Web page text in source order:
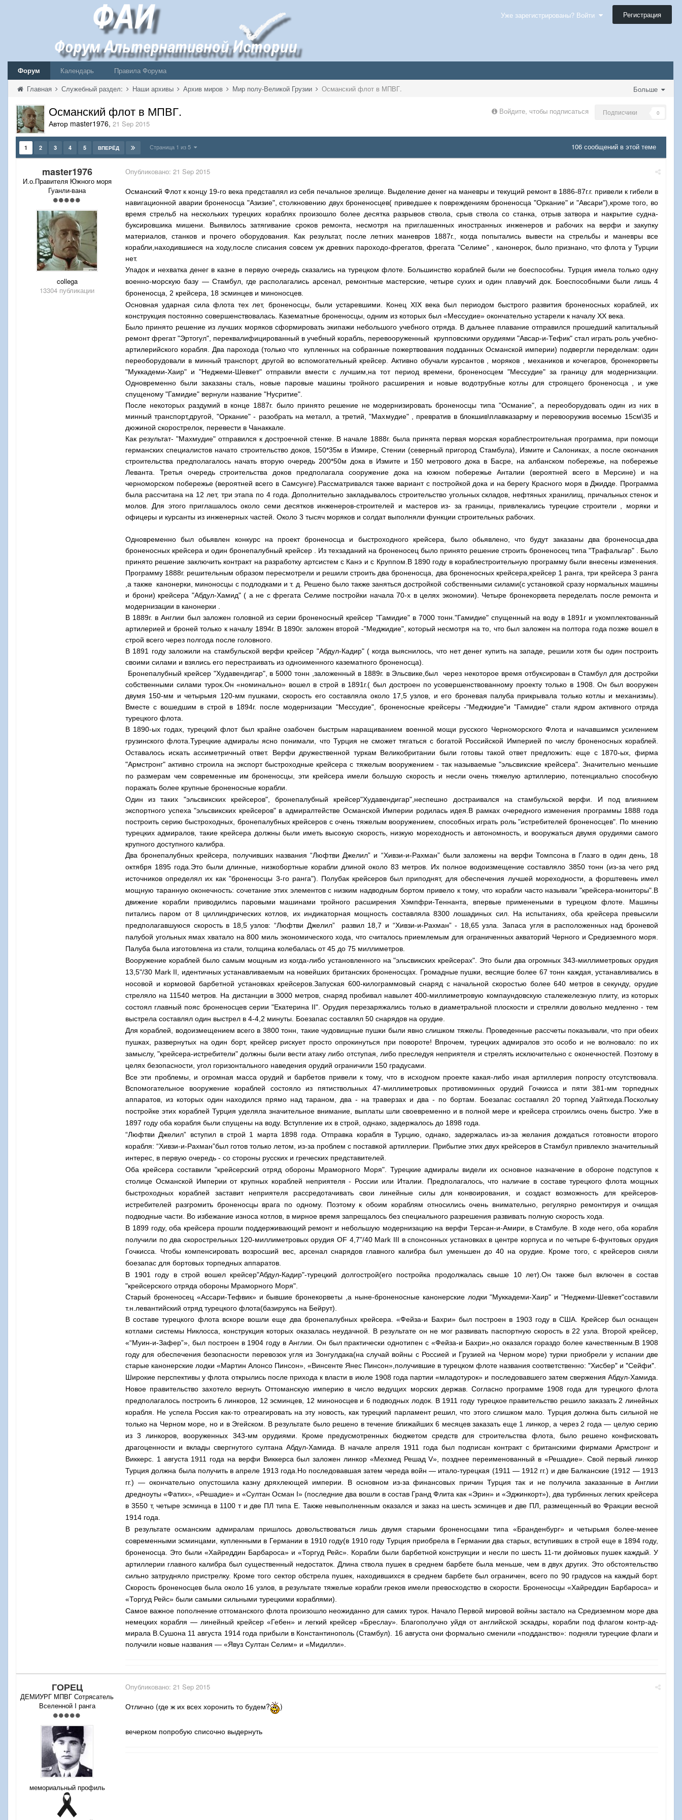
Уже зарегистрированы? Войти Регистрация
Форум Календарь
Правила Форума
Больше
Главная Служебный раздел: Наши архивы Архив миров Мир полу-Великой Грузии Османский флот в МПВГ.
Войдите, чтобы подписаться Подписчики 0
Османский флот в МПВГ.
Автор master1976, 21 Sep 2015
106 сообщений в этой теме
1 2 3 4 5 ВПЕРЁД Страница 1 из 5
master1976
И.о.Правителя Южного моря
Гуанли-вана
collega
13304 публикации
Опубликовано: 21 Sep 2015
Османский Флот к концу 19-го века представлял из себя печальное зрелище. Выделение денег на маневры и текущий ремонт в 1886-87г.г. привели к гибели в
навигационной аварии броненосца "Азизие", столкновению двух броненосцев( приведшее к повреждениям броненосца "Оркание" и "Авсари"),кроме того, во
время стрельб на нескольких турецких кораблях произошло более десятка разрывов ствола, срыв ствола со станка, отрыв затвора и накрытие судна-
буксировшика мишени. Выявилось затягивание сроков ремонта, несмотря на приглашенных иностранных инженеров и рабочих на верфи и закупку
материалов, станков и прочего оборудования. Как результат, после летних маневров 1887г., когда попытались вывести на стрельбы и маневры все
корабли,находившиеся на ходу,после списания совсем уж древних пароходо-фрегатов, фрегата "Селиме" , канонерок, было признано, что флота у Турции
нет.
Упадок и нехватка денег в казне в первую очередь сказались на турецком флоте. Большинство кораблей были не боеспособны. Турция имела только одну
военно-морскую базу — Стамбул, где располагались арсенал, ремонтные мастерские, четыре сухих и один плавучий док. Боеспособными были лишь 4
броненосца, 2 крейсера, 18 эсминцев и миноносцев.
Основная ударная сила флота тех лет, броненосцы, были устаревшими. Конец XIX века был периодом быстрого развития броненосных кораблей, их
конструкция постоянно совершенствовалась. Казематные броненосцы, одним из которых был «Мессудие» окончательно устарели к началу XX века.
Было принято решение из лучших моряков сформировать экипажи небольшого учебного отряда. В дальнее плавание отправился прошедший капитальный
ремонт фрегат "Эртогул", переквалифицированный в учебный корабль, перевооруженный крупповскими орудиями "Авсар-и-Тефик" стал играть роль учебно-
артилерийского корабля. Два парохода (только что купленных на собранные пожертвования подданных Османской империи) подвергли переделкам: один
переоборудовали в минный транспорт, другой во вспомогательный крейсер. Активно обучали курсантов , моряков , механиков и кочегаров, бронекорветы
"Муккадеми-Хаир" и "Неджеми-Шевкет" отправили вмести с лучшим,на тот период времени, броненосцем "Мессудие" за границу для модернизации.
Одновременно были заказаны сталь, новые паровые машины тройного расширения и новые водотрубные котлы для строящего броненосца , и уже
спущеному "Гамидие" вернули название "Нусритие".
После некоторых раздумий в конце 1887г. было принято решение не модернизировать броненосцы типа "Османие", а переоборудовать один из них в
минный транспорт,другой, "Оркание" - разобрать на металл, а третий, "Махмудие" , превратив в блокшив\плавказарму и перевооружив восемью 15см\35 и
дюжиной скорострелок, перевести в Чанаккале.
Как результат- "Махмудие" отправился к достроечной стенке. В начале 1888г. была принята первая морская кораблестроительная программа, при помощи
германских специалистов начато строительство доков, 150*35м в Измире, Стении (северный пригород Стамбула), Измите и Салониках, а после окончания
строительства предполагалось начать вторую очередь 200*50м дока в Измите и 150 метрового дока в Басре, на албанском побережье, на побережье
Леванта. Третья очередь строительства доков предполагала сооружение дока на южном побережье Анталии (вероятней всего в Мерсине) и на
черноморском побережье (вероятней всего в Самсунге).Рассматривался также вариант с постройкой дока и на берегу Красного моря в Джидде. Программа
была рассчитана на 12 лет, три этапа по 4 года. Дополнительно закладывалось строительство угольных складов, нефтяных хранилищ, причальных стенок и
молов. Для этого приглашалось около семи десятков инженеров-строителей и мастеров из- за границы, привлекались турецкие строители , моряки и
офицеры и курсанты из инженерных частей. Около 3 тысяч моряков и солдат выполняли функции строительных рабочих.
Одновременно был обьявлен конкурс на проект броненосца и быстроходного крейсера, было обьявлено, что будут заказаны два броненосца,два
броненосных крейсера и один бронепалубный крейсер . Из техзаданий на броненосец было принято решение строить броненосец типа "Трафальгар" . Было
принято решение заключить контракт на разработку артсистем с Канэ и с Круппом.В 1890 году в кораблестроительную программу были внесены изменения.
Программу 1888г. решительным образом пересмотрели и решили строить два броненосца, два броненосных крейсера,крейсер 1 ранга, три крейсера 3 ранга
,а также канонерки, миноносцы с подлодками и т. д. Решено было также заняться достройкой собственными силами(с установкой сразу нормальных машины
и брони) крейсера "Абдул-Хамид" ( а не с фрегата Селиме постройки начала 70-х в целях экономии). Четыре бронекорвета переделать после ремонта и
модернизации в канонерки .
В 1889г. в Англии был заложен головной из серииброненосный крейсер "Гамидие" в 7000 тонн."Гамидие" спущенный на воду в 1891г и укомплектованный
артилерией и броней только к началу 1894г. В 1890г. заложен второй -"Меджидие", который несмотря на то, что был заложен на полтора года позже вошел в
строй всего через полгода после головного.
В 1891 году заложили на стамбульской верфи крейсер "Абдул-Кадир" ( когда выяснилось, что нет денег купить на западе, решили хотя бы один построить
своими силами и взялись его перестраивать из одноименного казематного броненосца).
Бронепалубный крейсер "Худавендигар", в 5000 тонн ,заложенный в 1889г. в Эльсвике,был через некоторое время отбуксирован в Стамбул для достройки
собственными силами турок.Он «номинально» вошел в строй в 1891г.( был достроен по усовершенствованному проекту только в 1908. Он был вооружен
двумя 150-мм и четырьмя 120-мм пушками, скорость его составляла около 17,5 узлов, и его броневая палуба прикрывала только котлы и механизмы).
Вместе с вошедшим в строй в 1894г. после модернизации "Мессудие", броненосные крейсеры -"Меджидие"и "Гамидие" стали ядром активного отряда
турецкого флота.
В 1890-ых годах, турецкий флот был крайне озабочен быстрым наращиванием военной мощи русского Черноморского Флота и начавшимся усилением
грузинского флота.Турецкие адмиралы ясно понимали, что Турция не сможет тягаться с богатой Российской Империей по числу броненосных кораблей.
Оставалось искать ассиметричный ответ. Верфи дружественной туркам Великобритании были готовы такой ответ предложить: еще с 1870-ых, фирма
"Армстронг" активно строила на экспорт быстроходные крейсера с тяжелым вооружением - так называемые "эльсвикские крейсера". Значительно меньшие
по размерам чем современные им броненосцы, эти крейсера имели большую скорость и несли очень тяжелую артиллерию, потенциально способную
поражать более крупные броненосные корабли.
Один из таких "эльсвикских крейсеров", бронепалубный крейсер"Худавендигар",неспешно достраивался на стамбульской верфи. И под влиянием
экспортного успеха "эльсвикских крейсеров" в адмиралтействе Османской Империи родилась идея.В рамках очередного изменения программы 1888 года
построить серию быстроходных, бронепалубных крейсеров с очень тяжелым вооружением, способных играть роль "истребителей броненосцев". По мнению
турецких адмиралов, такие крейсера должны были иметь высокую скорость, низкую мореходность и автономность, и вооружаться двумя орудиями самого
крупного доступного калибра.
Два бронепалубных крейсера, получивших названия “Люфтви Джелил” и “Хивзи-и-Рахман” были заложены на верфи Томпсона в Глазго в один день, 18
октября 1895 года.Это были длинные, низкобортные корабли длиной около 83 метров. Их полное водоизмещение составляло 3850 тонн (из-за чего ряд
источников определял их как "броненосцы 3-го ранга"). Полубак крейсеров был приподнят, для обеспечения лучшей мореходности, а форштевень имел
мощную таранную оконечность: сочетание этих элементов с низким надводным бортом привело к тому, что корабли часто называли "крейсера-мониторы". В
движение корабли приводились паровыми машинами тройного расширения Хэмпфри-Теннанта, впервые применеными в турецком флоте. Машины
питались паром от 8 циллиндрических котлов, их индикаторная мощность составляла 8300 лошадиных сил. На испытаниях, оба крейсера превысили
предполагавшуюся скорость в 18,5 узлов: “Люфтви Джелил” развил 18,7 и “Хивзи-и-Рахман” - 18,65 узла. Запаса угля в расположенных над броневой
палубой угольных ямах хватало на 800 миль экономического хода, что считалось приемлемым для ограниченных акваторий Черного и Средиземного моря
Палуба была изготовлена из стали, толщина колебалась от 45 до 75 миллиметров.
Вооружение кораблей было самым мощным из когда-либо установленного на "эльсвикских крейсерах". Это были два огромных 343-миллиметровых орудия
13,5"/30 Mark II , идентичных устанавливаемым на новейших британских броненосцах. Громадные пушки, весящие более 67 тонн каждая, устанавливались в
носовой и кормовой барбетной установках крейсеров.Запуская 600-килограммовый снаряд с начальной скоростью более 640 метров в секунду, орудие
стреляло на 11540 метров. На дистанции в 3000 метров, снаряд пробивал навылет 400-миллиметровую компаундовскую сталежелезную плиту, из которых
состоял главный пояс броненосцев серии "Екатерина II". Орудия перезаряжались только в диаметральной плоскости и стреляли довольно медленно - тем
выстрела составлял один выстрел в 4-4,2 минуты. Боезапас составлял 50 снарядов на орудие.
Для кораблей, водоизмещением всего в 3800 тонн, такие чудовищные пушки были явно слишком тяжелы. Проведенные рассчеты показывали, что при обеих
пушках, развернутых на один борт, крейсер рискует просто опрокинуться при повороте! Впрочем, турецких адмиралов это особо и не волновало: по их
замыслу, "крейсера-истребители" должны были вести атаку либо отступая, либо преследуя неприятеля и стрелять исключительно с оконечностей. Поэтому в
целях безопасности, угол горизонтального наведения орудий ограничили 150 градусами.
Все эти проблемы, и огромная масса орудий и барбетов привели к тому, что в исходном проекте какая-либо иная артиллерия попросту отсутствовала.
Вспомогательное вооружение кораблей состояло из пятиствольных 47-миллиметровых противоминных орудий Гочкисса и пяти 381-мм торпедных
аппаратов, из которых один находился прямо над тараном, два - на траверзах и два - по бортам. Боезапас составлял 20 торпед Уайтхеда. Поскольку
постройке этих кораблей Турция уделяла значительное внимание, выплаты шли своевременно и в полной мере и крейсера строились очень быстро. Уже в
1897 году оба корабля были спущены на воду. Вступление их в строй, однако, задержалось до 1898 года.
“Люфтви Джелил” вступил в строй 1 марта 1898 года. Отправка корабля в Турцию, однако, задержалась из-за желания дождаться готовности второго
корабля: “Хивзи-и-Рахман”был готов только летом, из-за проблем с поставкой артиллерии. Прибытие этих двух крейсеров в Стамбул привлекло значительный
интерес, в первую очередь - со стороны русских и греческих представителей.
Оба крейсера составили "крейсерский отряд обороны Мраморного Моря". Турецкие адмиралы видели их основное назначение в обороне подступов к
столице Османской Империи от крупных кораблей неприятеля - России или Италии. Предполагалось, что наличие в составе турецкого флота мощных
быстроходных кораблей заставит неприятеля рассредотачивать свои линейные силы для конвоирования, и создаст возможность для крейсеров-
истребителей разгромить броненосцы врага по одному. Поэтому к обоим кораблям относились очень внимательно, регулярно ремонтируя и очищая
подводные части. Во избежание износа котлов, в мирное время запрещалось без специального разрешения развивать полную скорость хода.
В 1899 году, оба крейсера прошли поддерживающий ремонт и небольшую модернизацию на верфи Терсан-и-Амири, в Стамбуле. В ходе него, оба корабля
получили по два скорострельных 120-миллиметровых орудия OF 4,7"/40 Mark III в спонсонных установках в центре корпуса и по четыре 6-фунтовых орудия
Гочкисса. Чтобы компенсировать возросший вес, арсенал снарядов главного калибра был уменьшен до 40 на орудие. Кроме того, с крейсеров сняли
боезапас для бортовых торпедных аппаратов.
В 1901 году в строй вошел крейсер"Абдул-Кадир"-турецкий долгострой(его постройка продолжалась свыше 10 лет).Он также был включен в состав
"крейсерского отряда обороны Мраморного Моря".
Старый броненосец «Ассари-Тефвик» и бывшие бронекорветы ,а ныне-броненосные канонерские лодки "Муккадеми-Хаир" и "Неджеми-Шевкет"составили
т.н.левантийский отряд турецкого флота(базируясь на Бейрут).
В составе турецкого флота вскоре вошли еще два бронепалубных крейсера. «Фейза-и Бахри» был построен в 1903 году в США. Крейсер был оснащен
котлами системы Никлосса, конструкция которых оказалась неудачной. В результате он не мог развивать паспортную скорость в 22 узла. Второй крейсер,
«“Муин-и-Зафер”», был построен в 1904 году в Англии. Он был практически однотипен с «Фейза-и Бахри»,но оказался гораздо более качественным. В 1908
году для обеспечения безопасности перевозок угля из Зонгулдака(на случай войны с Россией и Грузией на Черном море) турки приобрели у испании две
старые канонерские лодки «Мартин Алонсо Пинсон», «Винсенте Янес Пинсон»,получившие в турецком флоте названия соответственно: "Хисбер" и "Сейфи"
Широкие перспективы у флота открылись после прихода к власти в июле 1908 года партии «младотурок» и последовавше­го затем свержения Абдул-Хамида.
Новое правительство захо­тело вернуть Оттоманскую империю в число ведущих морских держав. Согласно программе 1908 года для турецкого флота
предполагалось построить 6 линкоров, 12 эсминцев, 12 мино­носцев и 6 подводных лодок. В 1911 году турецкое правительство решило заказать 2 линейных
корабля. Не успела Россия как-то отреагиро­вать на эту новость, как турецкий парламент решил, что этого слишком мало. Турция должна быть сильной не
только на Черном море, но и вЭгейском. В результате было решено в течение ближайших 6 месяцев заказать еще 1 линкор, а через 2 года — целую серию
из 3 линко­ров, вооруженных 343-мм орудиями. Кроме предусмот­ренных бюджетом средств для строительства флота, было решено конфисковать
драгоценности и вклады свергну­того султана Абдул-Хамида. В начале апреля 1911 года был подписан контракт с британскими фирмами Армстронг и
Виккерс. 1 августа 1911 года на верфи Виккерса был заложен линкор «Мехмед РешадV», позднее переимено­ванный в «Решадие». Свой первый линкор
Турция долж­на была получить в апреле 1913 года.Но последовавшая затем череда войн — итало-турецкая (1911 — 1912 гг.) и две Балканские (1912 — 1913
гг.) — окончательно опустошила казну дряхлеющей импе­рии. В основном из-за финансовых причин Турция так и не полу­чила заказанные в Англии
дредноуты «Фатих», «Решадие» и «Султан Осман I» (последние два вошли в состав Гранд Флита как «Эрин» и «Эджинкорт»), два турбинных легких крейсера
в 3550 т, четыре эсминца в 1100 т и две ПЛ типа Е. Также невы­полненным оказался и заказ на шесть эсминцев и две ПЛ, раз­мещенный во Фракции весной
1914 года.
В результате осман­ским адмиралам пришлось довольствоваться лишь двумя стары­ми броненосцами типа «Бранденбург» и четырьмя более-менее
современными эсминцами, купленными в Германии в 1910 году(в 1910 году Турция приобрела в Германии два старых, вступивших в строй еще в 1894 году,
броненосца. Это были «Хайреддин Барбароса» и «Торгуд Рейс». Корабли были барбетной конструкции и несли по шесть 11-ти дюймовых пушек каждый. У
артиллерии главного калибра был существенный недостаток. Длина ствола пушек в среднем барбете была меньше, чем в двух других. Это обстоятельство
сильно затрудняло пристрелку. Кроме того сектор обстрела пушек, находившихся в среднем барбете был ограничен, всего по 90 градусов на каждый борт.
Скорость броненосцев была около 16 узлов, в результате тяжелые корабли греков имели превосходство в скорости. Броненосцы «Хайреддин Барбароса» и
«Торгуд Рейс» были самыми сильными турецкими кораблями).
Самое важное пополнение оттоманского флота произошло неожиданно для самих турок. Начало Первой мировой войны застало на Средиземном море два
немецких корабля — линей­ный крейсер «Гебен» и легкий крейсер «Бреслау». Благополуч­но уйдя от английской эскадры, корабли под флагом контр-ад­
мирала В.Сушона 11 августа 1914 года прибыли в Константи­нополь (Стамбул). 16 августа они формально сменили «под­данство»: подняли турецкие флаги и
получили новые названия — «Явуз Султан Селим» и «Мидилли».
ГОРЕЦ
ДЕМИУРГ МПВГ Сотрясатель
Вселенной I ранга
мемориальный профиль
Опубликовано: 21 Sep 2015
Отлично (где ж их всех хоронить то будем? )
вечерком попробую списочно выдернуть